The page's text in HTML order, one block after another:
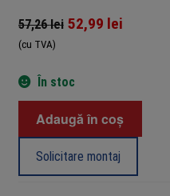
57,26lei 52,99 lei
(cu TVA)
În stoc
Longlife
Adaugă în coș
Solicitare montaj